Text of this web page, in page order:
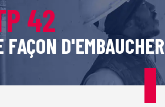
42
D'EMBAUCHER